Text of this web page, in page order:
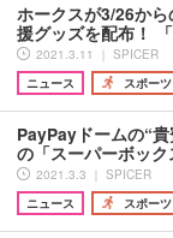
ホークスが3/26か
援グッズを配布！
2021.3.11 ｜ SPICER
ニュース
スポーツ
PayPayドームの“
の「スーパーボッ
2021.3.3 ｜ SPICER
ニュース
スポーツ